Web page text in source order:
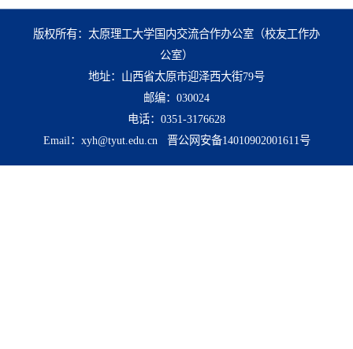
版权所有：太原理工大学国内交流合作办公室（校友工作办
公室）
地址：山西省太原市迎泽西大街79号
邮编：030024
电话：0351-3176628
Email：xyh@tyut.edu.cn 晋公网安备14010902001611号